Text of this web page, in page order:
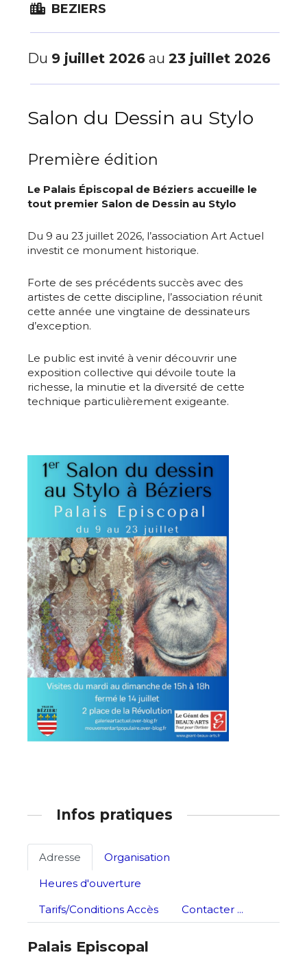
Adresse email*
Prénom
termes et conditions
Prénom
Statut / Organisation
BEZIERS
Du 9 juillet 2026 au 23 juillet 2026
Salon du Dessin au Stylo
Première édition
Le Palais Épiscopal de Béziers accueille le
tout premier Salon de Dessin au Stylo
Du 9 au 23 juillet 2026, l’association Art Actuel
investit ce monument historique.
Forte de ses précédents succès avec des
artistes de cette discipline, l’association réunit
cette année une vingtaine de dessinateurs
d’exception.
Le public est invité à venir découvrir une
exposition collective qui dévoile toute la
richesse, la minutie et la diversité de cette
technique particulièrement exigeante.
Infos pratiques
Adresse
Organisation
Heures d'ouverture
Tarifs/Conditions Accès
Contacter ...
Palais Episcopal